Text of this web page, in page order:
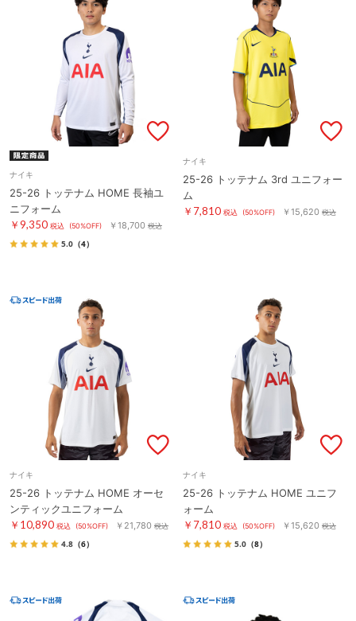
ナイキ
25-26 トッテナム HOME 長袖ユ
ニフォーム
￥9,350 税込 (50%OFF) ￥18,700 税込
5.0 （4）
ナイキ
25-26 トッテナム 3rd ユニフォー
ム
￥7,810 税込 (50%OFF) ￥15,620 税込
ナイキ
25-26 トッテナム HOME オーセ
ンティックユニフォーム
￥10,890 税込 (50%OFF) ￥21,780 税込
4.8 （6）
ナイキ
25-26 トッテナム HOME ユニフ
ォーム
￥7,810 税込 (50%OFF) ￥15,620 税込
5.0 （8）